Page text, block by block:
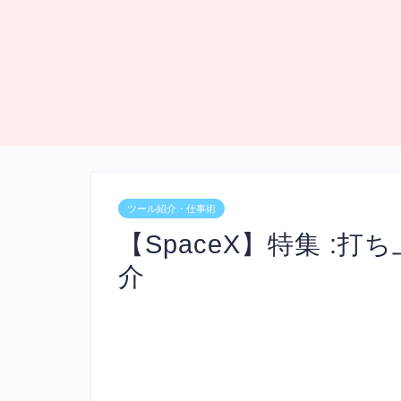
ツール紹介・仕事術
【SpaceX】特集 :打
介